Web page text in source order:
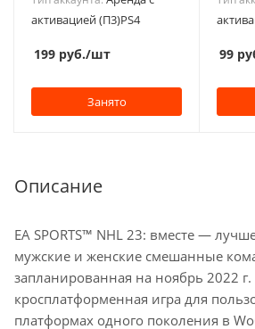
активацией (П3)PS4
199 руб./шт
Занято
99
Описание
EA SPORTS™ NHL 23: вместе —
мужские и женские смешанные
запланированная на ноябрь 2022 г.
кросплатформенная игра для
платформах одного поколения в